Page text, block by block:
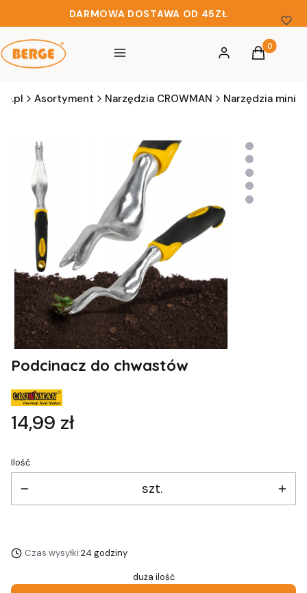
DARMOWA DOSTAWA OD 45ZŁ
Menu Zaloguj sięProdukty
Koszyk
Asortyment Narzędzia CROWMAN Narzędzia mini
Podcinacz do chwastów
Cena
14,99 zł
Ilość
szt.
Czas wysyłki:24 godziny
duża ilość